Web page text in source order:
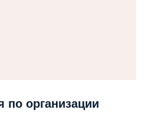
по организации